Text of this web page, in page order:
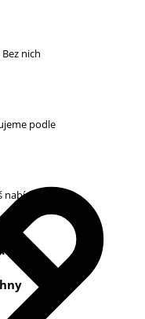
nich
podle
nabídky podle